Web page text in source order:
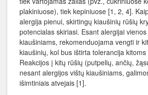
plakiniuose), tiek kepiniuose [1, 2, 4].
alergija pienui, skirtingų kiaušinių rūšių
potencialas skiriasi. Esant alergijai
kiaušiniams, rekomenduojama vengti ir
kiaušinių, kol bus ištirta tolerancija kitoms
Reakcijos į kitų rūšių (putpelių, ančių,
nesant alergijos vištų kiaušiniams,
išimtiniais atvejais [1].